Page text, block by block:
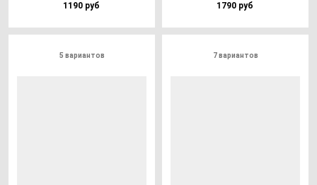
1190 руб 1790 руб
5 вариантов 7 вариантов